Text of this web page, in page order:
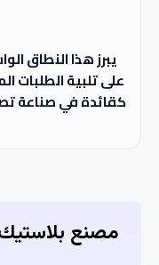
يبرز هذا النطاق
على تلبية الطلبات
كقائدة في صناعة
مصنع بلاستيك